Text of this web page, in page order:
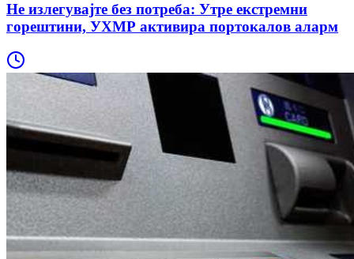
Не излегувајте без потреба: Утре екстремни
горештини, УХМР активира портокалов аларм